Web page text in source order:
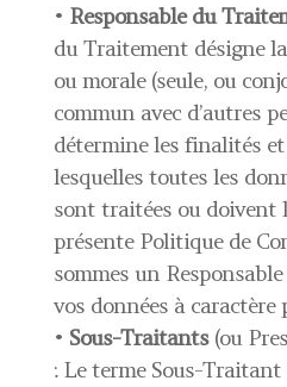
• Responsable du
du Traitement désigne
ou morale (seule, ou
commun avec d’autres
détermine les finalités
lesquelles toutes les
sont traitées ou doivent
présente Politique de
sommes un
vos données à caractère
• Sous-Traitants(ou
: Le terme Sous-